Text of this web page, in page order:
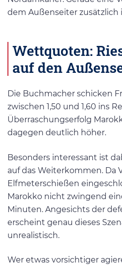
dem Außenseiter zusätzlich
Wettquoten:
auf den
Die Buchmacher schicken
zwischen 1,50 und 1,60 ins
Überraschungserfolg
dagegen deutlich höher.
Besonders interessant ist
auf das Weiterkommen. Da
Elfmeterschießen
Marokko nicht zwingend
Minuten. Angesichts der
erscheint genau dieses
unrealistisch.
Wer etwas vorsichtiger